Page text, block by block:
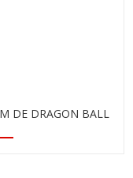
DE DRAGON BALL